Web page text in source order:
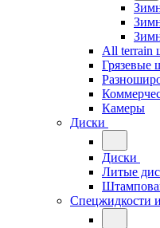
All terrain
Грязевые
Камеры
Диски
Диски
Литые
Спецжидкости